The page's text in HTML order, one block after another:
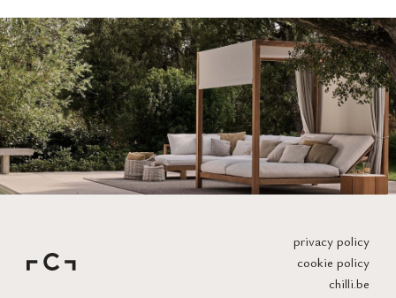
privacy policy
cookie policy
chilli.be